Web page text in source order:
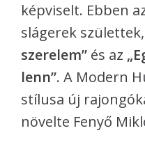
képviselt. Ebben
slágerek
szerelem” és az
lenn”. A Modern
stílusa új
növelte Fenyő